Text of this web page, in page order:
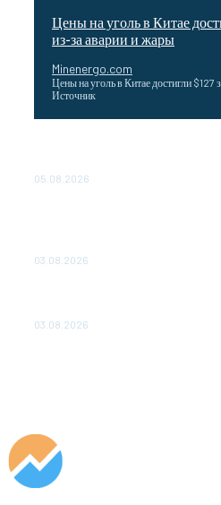
Цены на уголь в Китае
из-за аварии и жары
Minenergo.com
Цены на уголь в Китае достигли $127
Источник
05.08.2026
03.08.2026
03.08.2026